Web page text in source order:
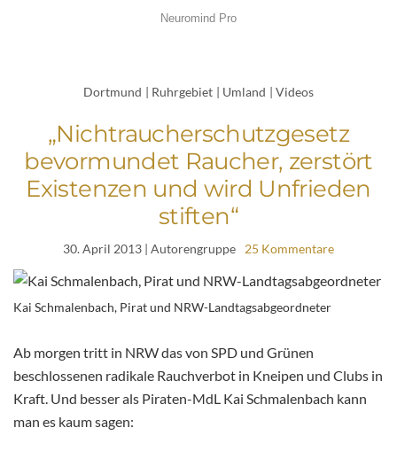
Dortmund | Ruhrgebiet | Umland | Videos
„Nichtraucherschutzgesetz
bevormundet Raucher, zerstört
Existenzen und wird Unfrieden
stiften“
30. April 2013 | Autorengruppe 25 Kommentare
Kai Schmalenbach, Pirat und NRW-Landtagsabgeordneter
Ab morgen tritt in NRW das von SPD und Grünen
beschlossenen radikale Rauchverbot in Kneipen und Clubs in
Kraft. Und besser als Piraten-MdL Kai Schmalenbach kann
man es kaum sagen: